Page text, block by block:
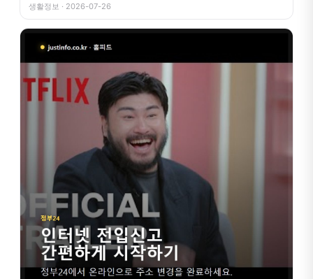
생활정보 · 2026-07-26